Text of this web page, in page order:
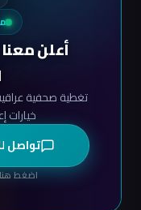
أعلن
تغطية صحفية
خيارات
تواصل للإعلان:
اضغط